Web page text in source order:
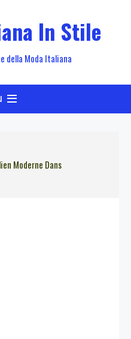
In Stile
della Moda Italiana
Moderne Dans